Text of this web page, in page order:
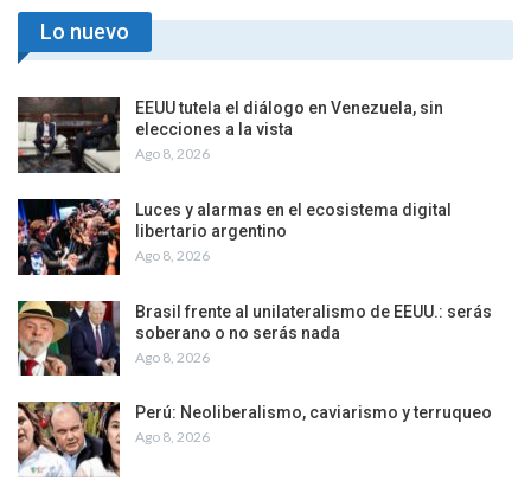
Lo nuevo
EEUU tutela el diálogo en Venezuela, sin
elecciones a la vista
Ago 8, 2026
Luces y alarmas en el ecosistema digital
libertario argentino
Ago 8, 2026
Brasil frente al unilateralismo de EEUU.: serás
soberano o no serás nada
Ago 8, 2026
Perú: Neoliberalismo, caviarismo y terruqueo
Ago 8, 2026